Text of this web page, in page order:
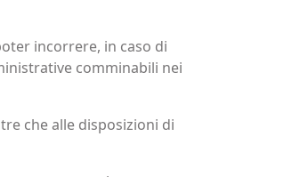
incorrere, in caso di
comminabili nei
che alle disposizioni di